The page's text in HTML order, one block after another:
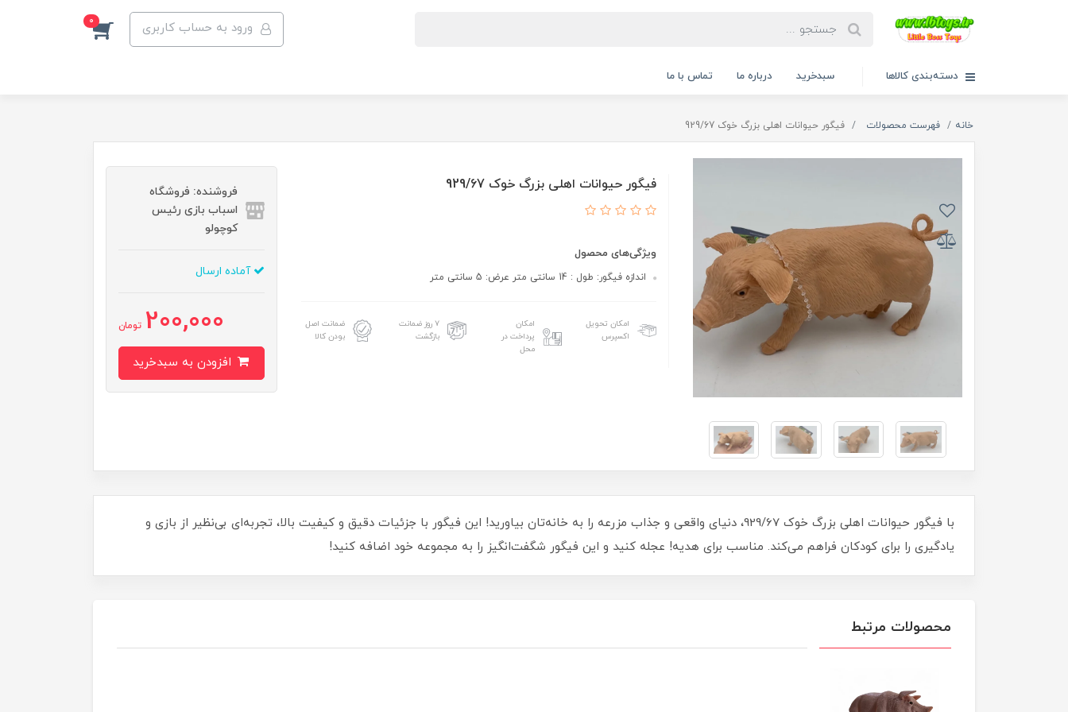
ورود به حساب کاربری 0
دسته‌بندی کالاها سبدخرید درباره ما تماس با ما
خانه فهرست محصولات فیگور حیوانات اهلی بزرگ خوک 929/67
فیگور حیوانات اهلی بزرگ خوک 929/67
ویژگی‌های محصول
اندازه فیگور: طول : 14 سانتی متر عرض: 5 سانتی متر
امکان تحویل
اکسپرس
امکان
پرداخت در
محل
۷ روز ضمانت
بازگشت
ضمانت اصل
بودن کالا
فروشنده: فروشگاه
اسباب بازی رئیس
کوچولو
آماده ارسال
200,000 تومان
با فیگور حیوانات اهلی بزرگ خوک 929/67، دنیای واقعی و جذاب مزرعه را به خانه‌تان بیاورید! این فیگور با جزئیات دقیق و کیفیت بالا، تجربه‌ای بی‌نظیر از بازی و
یادگیری را برای کودکان فراهم می‌کند. مناسب برای هدیه! عجله کنید و این فیگور شگفت‌انگیز را به مجموعه خود اضافه کنید!
محصولات مرتبط